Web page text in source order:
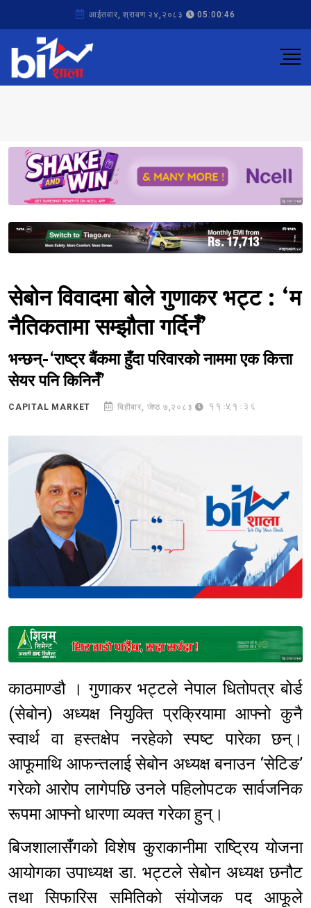
आईतवार, श्रावण २४,२०८३ 05:00:46
Sponsored
Sponsored
सेबोन विवादमा बोले गुणाकर भट्ट : ‘म
नैतिकतामा सम्झौता गर्दिनँ’
भन्छन्-‘राष्ट्र बैंकमा हुँदा परिवारको नाममा एक कित्ता
सेयर पनि किनिनँ’
CAPITAL MARKET बिहीबार, जेष्ठ ७,२०८३ 11:51:36
Sponsored
काठमाण्डौ । गुणाकर भट्टले नेपाल धितोपत्र बोर्ड
(सेबोन) अध्यक्ष नियुक्ति प्रक्रियामा आफ्नो कुनै
स्वार्थ वा हस्तक्षेप नरहेको स्पष्ट पारेका छन्।
आफूमाथि आफन्तलाई सेबोन अध्यक्ष बनाउन ‘सेटिङ’
गरेको आरोप लागेपछि उनले पहिलोपटक सार्वजनिक
रूपमा आफ्नो धारणा व्यक्त गरेका हुन्।
बिजशालासँगको विशेष कुराकानीमा राष्ट्रिय योजना
आयोगका उपाध्यक्ष डा. भट्टले सेबोन अध्यक्ष छनौट
तथा सिफारिस समितिको संयोजक पद आफूले